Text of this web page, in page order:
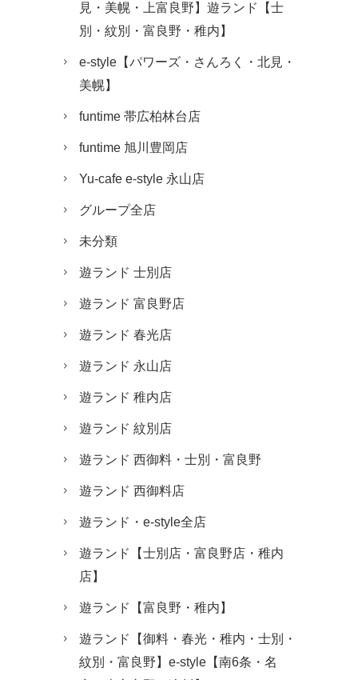
見・美幌・上富良野】遊ランド【士
別・紋別・富良野・稚内】
e-style【パワーズ・さんろく・北見・
美幌】
funtime 帯広柏林台店
funtime 旭川豊岡店
Yu-cafe e-style 永山店
グループ全店
未分類
遊ランド 士別店
遊ランド 富良野店
遊ランド 春光店
遊ランド 永山店
遊ランド 稚内店
遊ランド 紋別店
遊ランド 西御料・士別・富良野
遊ランド 西御料店
遊ランド・e-style全店
遊ランド【士別店・富良野店・稚内
店】
遊ランド【富良野・稚内】
遊ランド【御料・春光・稚内・士別・
紋別・富良野】e-style【南6条・名